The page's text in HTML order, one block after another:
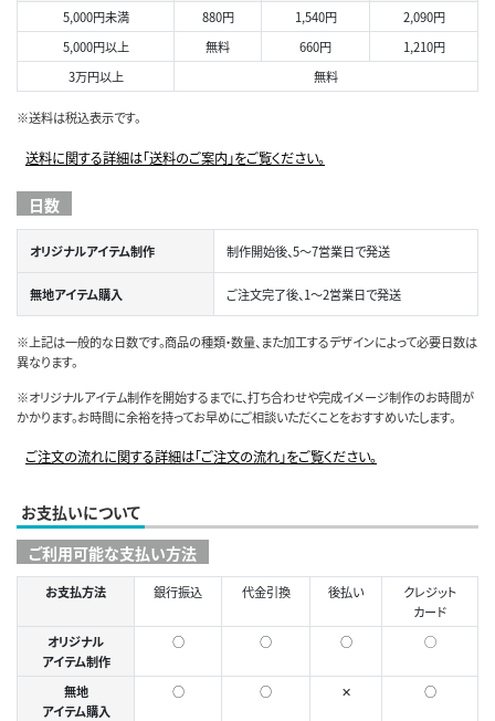
5,000円未満
880円 1,540円
2,090円
5,000円以上
無料 660円
1,210円
3万円以上
無料
※送料は税込表示です。
送料に関する詳細は「送料のご案内」をご覧ください。
日数
オリジナルアイテム制作 制作開始後、5～7営業日で発送
無地アイテム購入 ご注文完了後、1～2営業日で発送
※上記は一般的な日数です。商品の種類・数量、また加工するデザインによって必要日数は
異なります。
※オリジナルアイテム制作を開始するまでに、打ち合わせや完成イメージ制作のお時間が
かかります。お時間に余裕を持ってお早めにご相談いただくことをおすすめいたします。
ご注文の流れに関する詳細は「ご注文の流れ」をご覧ください。
お支払いについて
ご利用可能な支払い方法
お支払方法 銀行振込 代金引換 後払い
クレジット
カード
オリジナル
アイテム制作
○ ○ ○ ◯
無地
アイテム購入
○ ○ ✕ ○